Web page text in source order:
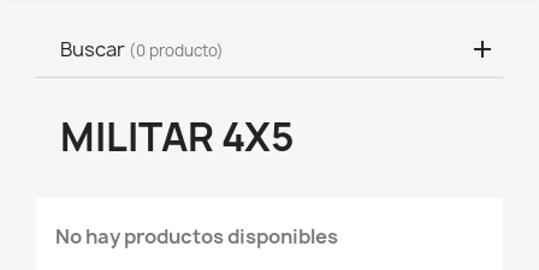
Buscar (0 producto)
MILITAR 4X5
No hay productos disponibles